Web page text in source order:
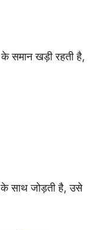
समान खड़ी रहती है,
साथ जोड़ती है, उसे